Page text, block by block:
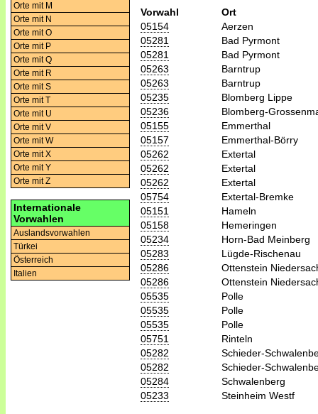
Orte mit M
Orte mit N
Orte mit O
Orte mit P
Orte mit Q
Orte mit R
Orte mit S
Orte mit T
Orte mit U
Orte mit V
Orte mit W
Orte mit X
Orte mit Y
Orte mit Z
Internationale
Vorwahlen
Auslandsvorwahlen
Türkei
Österreich
Italien
Vorwahl
Ort
05154
Aerzen
05281
Bad Pyrmont
05281
Bad Pyrmont
05263
Barntrup
05263
Barntrup
05235
Blomberg Lippe
05236
Blomberg-
05155
Emmerthal
05157
Emmerthal-Börry
05262
Extertal
05262
Extertal
05262
Extertal
05754
Extertal-Bremke
05151
Hameln
05158
Hemeringen
05234
Horn-Bad Meinberg
05283
Lügde-Rischenau
05286
Ottenstein
05286
Ottenstein
05535
Polle
05535
Polle
05535
Polle
05751
Rinteln
05282
Schieder-
05282
Schieder-
05284
Schwalenberg
05233
Steinheim Westf